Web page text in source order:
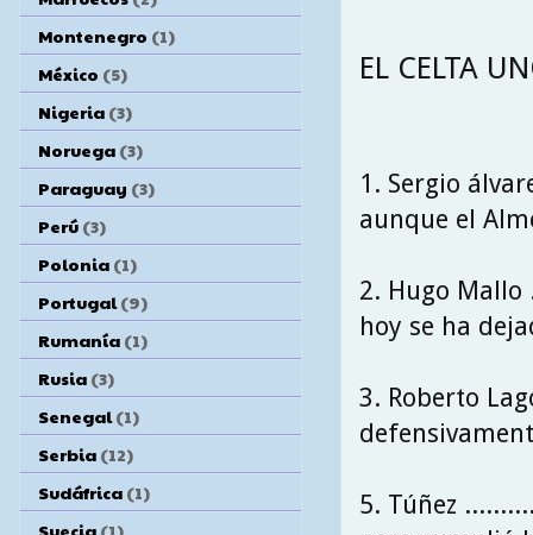
EL CELTA
1. Sergio
aunque el
2. Hugo Mallo
hoy se ha
3. Roberto
5. Túñez
Montenegro (1)
México (5)
Nigeria (3)
Noruega (3)
Paraguay (3)
Perú (3)
Polonia (1)
Portugal (9)
Rumanía (1)
Rusia (3)
Senegal (1)
Serbia (12)
Sudáfrica (1)
Suecia (1)